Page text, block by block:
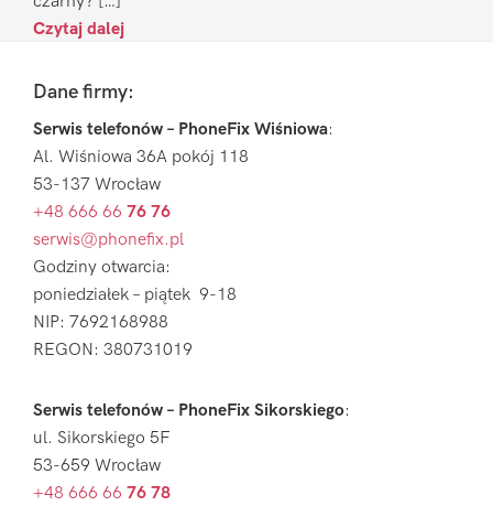
Czytaj dalej
FooterDane firmy:
Serwis telefonów – PhoneFix Wiśniowa:
Al. Wiśniowa 36A pokój 118
53-137 Wrocław
+48 666 66 76 76
serwis@phonefix.pl
Godziny otwarcia:
poniedziałek – piątek 9-18
NIP: 7692168988
REGON: 380731019
Serwis telefonów – PhoneFix Sikorskiego:
ul. Sikorskiego 5F
53-659 Wrocław
+48 666 66 76 78